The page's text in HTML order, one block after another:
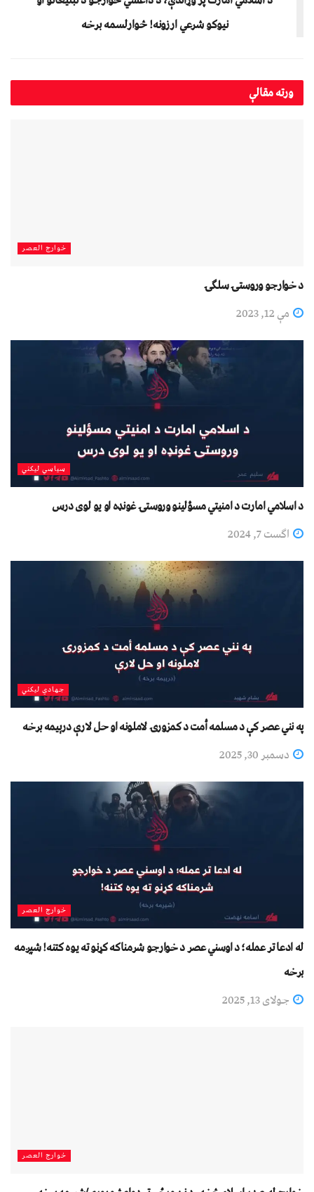
نیوکو شرعي ارزونه! څوارلسمه برخه
ورتهمقالې
خوارج العصر
د خوارجو وروستۍ سلګۍ
مې 12, 2023
سیاسي لیکني
د اسلامي امارت د امنیتي مسؤلینو وروستۍ غونډه او یو لوی درس
اگست 7, 2024
جهادي لیکني
په نني عصر کې د مسلمه أمت د کمزورۍ لاملونه او حل لارې درېیمه برخه
دسمبر 30, 2025
خوارج العصر
له ادعا تر عمله؛ د اوسني عصر د خوارجو شرمناکه کړنو ته یوه کتنه! شپږمه
برخه
جولای 13, 2025
خوارج العصر